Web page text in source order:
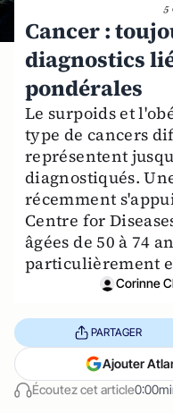
5
Cancer :
diagnostics
pondérales
Le surpoids et
type de cancers
représentent
diagnostiqués.
récemment
Centre for
âgées de 50 à 74
particulièrement
Corinne
Écoutez cet article
PARTAGER
Ajouter